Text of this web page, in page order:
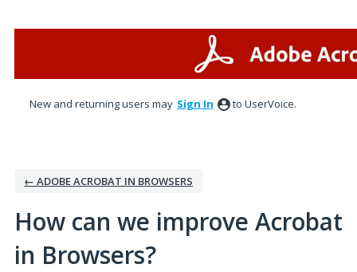
New and returning users may Sign In to UserVoice.
← ADOBE ACROBAT IN BROWSERS
How can we improve Acrobat
in Browsers?